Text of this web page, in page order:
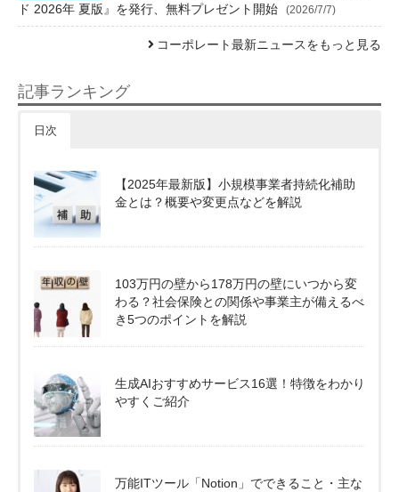
ド 2026年 夏版』を発行、無料プレゼント開始
(2026/7/7)
コーポレート最新ニュースをもっと見る
記事ランキング
日次
【2025年最新版】小規模事業者持続化補助
金とは？概要や変更点などを解説
103万円の壁から178万円の壁にいつから変
わる？社会保険との関係や事業主が備えるべ
き5つのポイントを解説
生成AIおすすめサービス16選！特徴をわかり
やすくご紹介
万能ITツール「Notion」でできること・主な